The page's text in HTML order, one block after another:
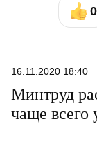
0
16.11.2020 18:40
Минтруд
чаще всего